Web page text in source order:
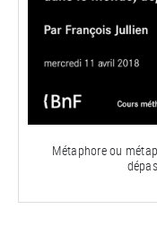
Métaphore ou